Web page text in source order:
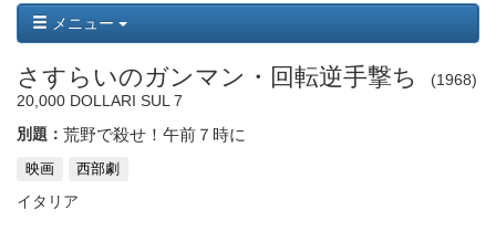
ン
メニュー
さすらいのガンマン・回転逆手撃ち
1968
20,000 DOLLARI SUL 7
別題： 荒野で殺せ！午前７時に
映画 西部劇
イタリア